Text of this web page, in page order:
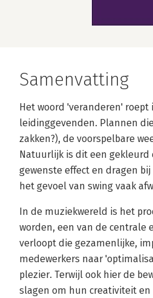
Samenvatting
Het woord 'veranderen'
leidinggevenden. Plannen
zakken?), de voorspelbare
Natuurlijk is dit een
gewenste effect en dragen
het gevoel van swing vaak
In de muziekwereld is het
worden, een van de centrale
verloopt die gezamenlijke,
medewerkers naar
plezier. Terwijl ook hier de
slagen om hun creativiteit